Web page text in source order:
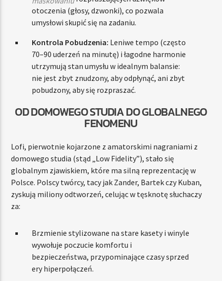
otoczenia (głosy, dzwonki), co pozwala
umysłowi skupić się na zadaniu.
Kontrola Pobudzenia: Leniwe tempo (często
70–90 uderzeń na minutę) i łagodne harmonie
utrzymują stan umysłu w idealnym balansie:
nie jest zbyt znudzony, aby odpłynąć, ani zbyt
pobudzony, aby się rozpraszać.
OD DOMOWEGO STUDIA DO GLOBALNEGO
FENOMENU
Lofi, pierwotnie kojarzone z amatorskimi nagraniami z
domowego studia (stąd „Low Fidelity”), stało się
globalnym zjawiskiem, które ma silną reprezentację w
Polsce. Polscy twórcy, tacy jak Zander, Bartek czy Kuban,
zyskują miliony odtworzeń, celując w tęsknotę słuchaczy
za:
Brzmienie stylizowane na stare kasety i winyle
wywołuje poczucie komfortu i
bezpieczeństwa, przypominające czasy sprzed
ery hiperpołączeń.